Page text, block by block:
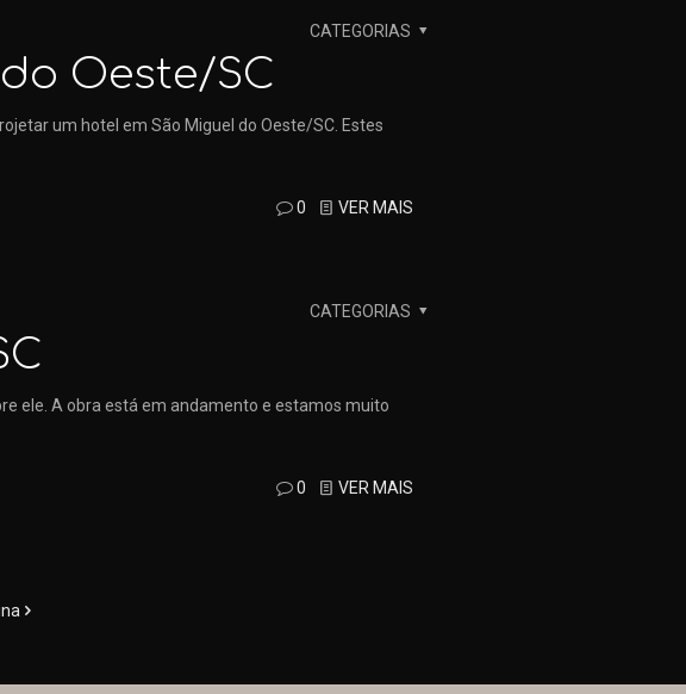
CATEGORIAS
Oeste/SC
um hotel em São Miguel do Oeste/SC. Estes
0 VER MAIS
CATEGORIAS
ele. A obra está em andamento e estamos muito
0 VER MAIS